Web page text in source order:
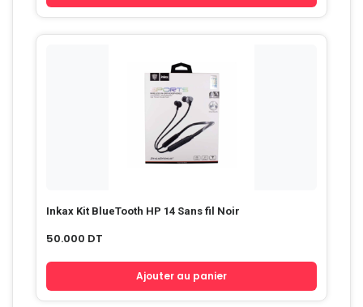
Inkax Kit BlueTooth HP 14 Sans fil Noir
50.000 DT
Ajouter au panier